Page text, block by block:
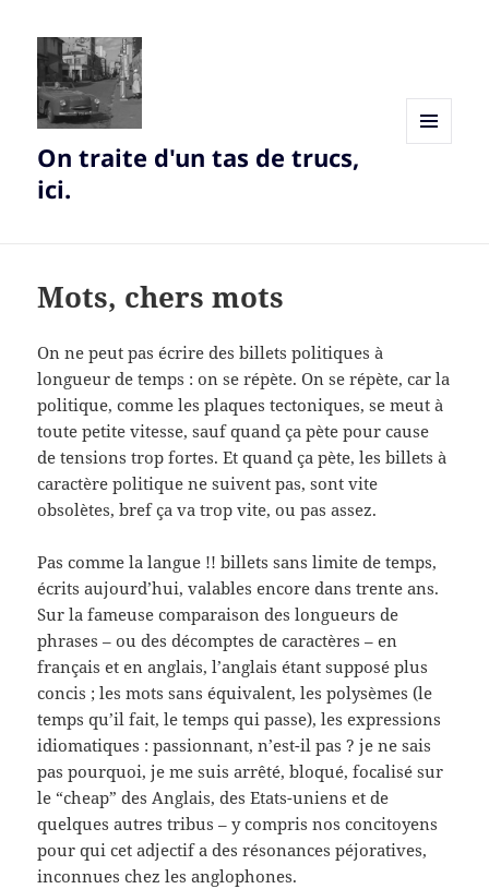
On traite d'un tas de trucs,
ici.
Mots, chers mots
On ne peut pas écrire des billets politiques à
longueur de temps : on se répète. On se répète, car la
politique, comme les plaques tectoniques, se meut à
toute petite vitesse, sauf quand ça pète pour cause
de tensions trop fortes. Et quand ça pète, les billets à
caractère politique ne suivent pas, sont vite
obsolètes, bref ça va trop vite, ou pas assez.
Pas comme la langue !! billets sans limite de temps,
écrits aujourd’hui, valables encore dans trente ans.
Sur la fameuse comparaison des longueurs de
phrases – ou des décomptes de caractères – en
français et en anglais, l’anglais étant supposé plus
concis ; les mots sans équivalent, les polysèmes (le
temps qu’il fait, le temps qui passe), les expressions
idiomatiques : passionnant, n’est-il pas ? je ne sais
pas pourquoi, je me suis arrêté, bloqué, focalisé sur
le “cheap” des Anglais, des Etats-uniens et de
quelques autres tribus – y compris nos concitoyens
pour qui cet adjectif a des résonances péjoratives,
inconnues chez les anglophones.